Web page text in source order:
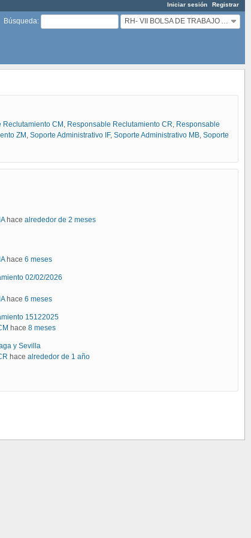
Iniciar sesión Registrar
Búsqueda: RH- VII BOLSA DE TRABAJO ADMINISTRATIVO(A)
Reclutamiento CM, Responsable Reclutamiento CR, Responsable
ZM,Soporte Administrativo IF,Soporte Administrativo MB,Soporte
hacealrededor de 2 meses
hace6 meses
02/02/2026
hace6 meses
15122025
hace8 meses
y Sevilla
hacealrededor de 1 año